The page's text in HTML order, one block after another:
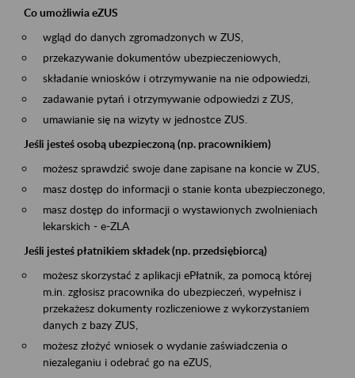
Co umożliwia eZUS
wgląd do danych zgromadzonych w ZUS,
przekazywanie dokumentów ubezpieczeniowych,
składanie wniosków i otrzymywanie na nie odpowiedzi,
zadawanie pytań i otrzymywanie odpowiedzi z ZUS,
umawianie się na wizyty w jednostce ZUS.
Jeśli jesteś osobą ubezpieczoną (np. pracownikiem)
możesz sprawdzić swoje dane zapisane na koncie w ZUS,
masz dostęp do informacji o stanie konta ubezpieczonego,
masz dostęp do informacji o wystawionych zwolnieniach
lekarskich - e-ZLA
Jeśli jesteś płatnikiem składek (np. przedsiębiorcą)
możesz skorzystać z aplikacji ePłatnik, za pomocą której
m.in. zgłosisz pracownika do ubezpieczeń, wypełnisz i
przekażesz dokumenty rozliczeniowe z wykorzystaniem
danych z bazy ZUS,
możesz złożyć wniosek o wydanie zaświadczenia o
niezaleganiu i odebrać go na eZUS,